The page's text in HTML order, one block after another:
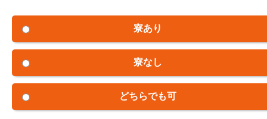
寮あり
寮なし
どちらでも可